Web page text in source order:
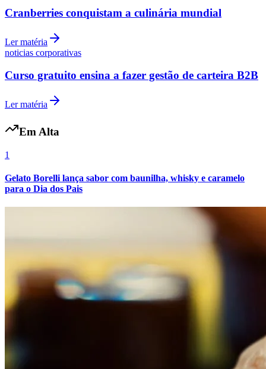
Botafogo
Cranberries conquistam a culinária mundial
Ler matéria
noticias corporativas
Curso gratuito ensina a fazer gestão de carteira B2B
Ler matéria
Em Alta
1
Gelato Borelli lança sabor com baunilha, whisky e caramelo
para o Dia dos Pais